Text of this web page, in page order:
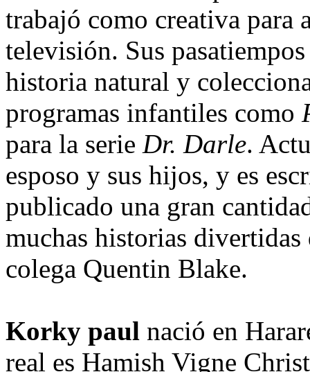
trabajó como creativa para
televisión. Sus
historia natural y
programas infantiles como
para la serie Dr. Darle.
esposo y sus hijos, y es
publicado una gran
muchas historias
colega Quentin Blake.
Korky paul nació en
real es Hamish Vigne